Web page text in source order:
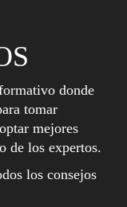
donde
tomar
mejores
de los expertos.
los consejos